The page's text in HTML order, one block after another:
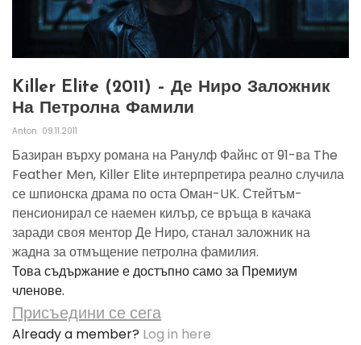
Killer Elite (2011) – Де Ниро Заложник
На Петролна Фамили
Anton 09.11.2011
Базиран върху романа на Ранулф Файнс от 91-ва The
Feather Men, Killer Elite интерпретира реално случила
се шпионска драма по оста Оман-UK. Стейтъм-
пенсионирал се наемен килър, се връща в качака
заради своя ментор Де Ниро, станал заложник на
жадна за отмъщение петролна фамилия.
Това съдържание е достъпно само за Премиум
членове.
Присъедини се сега
Already a member? Log in here